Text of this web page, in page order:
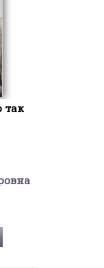
так